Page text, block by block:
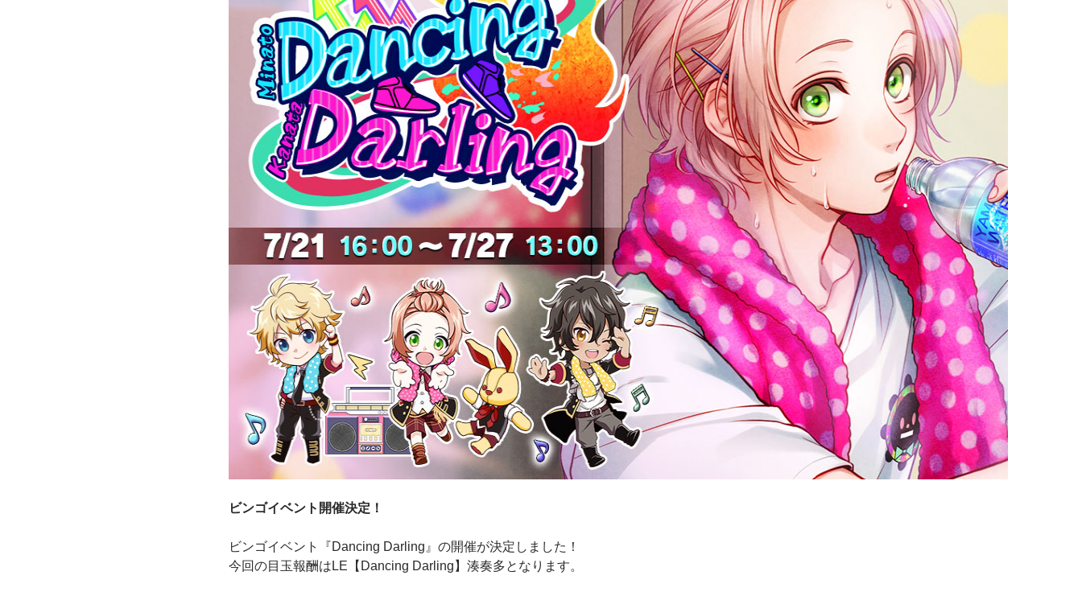
ビンゴイベント開催決定！
ビンゴイベント『Dancing Darling』の開催が決定しました！
今回の目玉報酬はLE【Dancing Darling】湊奏多となります。